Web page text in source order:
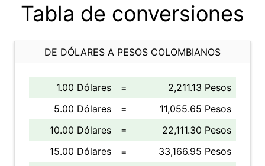
Tabla de conversiones
DE DÓLARES A PESOS COLOMBIANOS
1.00 Dólares =
2,211.13 Pesos
5.00 Dólares
=
11,055.65 Pesos
10.00 Dólares
=
22,111.30 Pesos
15.00 Dólares
=
33,166.95 Pesos